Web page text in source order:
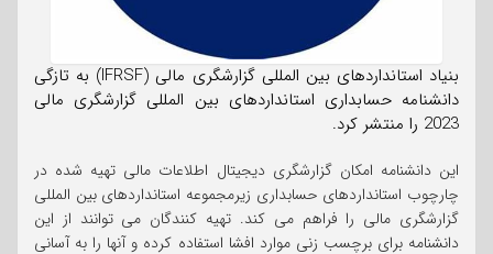
بنیاد استانداردهای بین المللی گزارشگری مالی (IFRSF) به تازگی
دانشنامه حسابداری استانداردهای بین المللی گزارشگری مالی
2023 را منتشر کرد.
این دانشنامه امکان گزارشگری دیجیتال اطلاعات مالی تهیه شده در
چارچوب استانداردهای حسابداری زیرمجموعه استانداردهای بین المللی
گزارشگری مالی را فراهم می کند. تهیه کنندگان می توانند از این
دانشنامه برای برچسب زنی موارد افشا استفاده کرده و آنها را به آسانی